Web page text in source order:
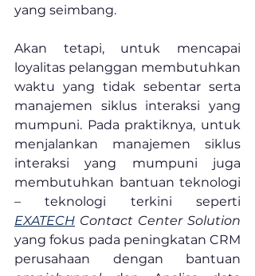
yang seimbang.
Akan tetapi, untuk mencapai
loyalitas pelanggan membutuhkan
waktu yang tidak sebentar serta
manajemen siklus interaksi yang
mumpuni. Pada praktiknya, untuk
menjalankan manajemen siklus
interaksi yang mumpuni juga
membutuhkan bantuan teknologi
EXATECH Contact Center Solution
yang fokus pada peningkatan CRM